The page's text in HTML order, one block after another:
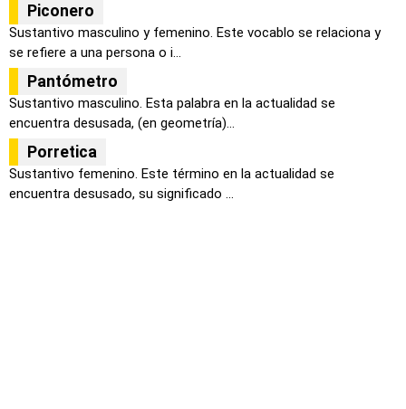
Piconero
Sustantivo masculino y femenino. Este vocablo se relaciona y
se refiere a una persona o i...
Pantómetro
Sustantivo masculino. Esta palabra en la actualidad se
encuentra desusada, (en geometría)...
Porretica
Sustantivo femenino. Este término en la actualidad se
encuentra desusado, su significado ...